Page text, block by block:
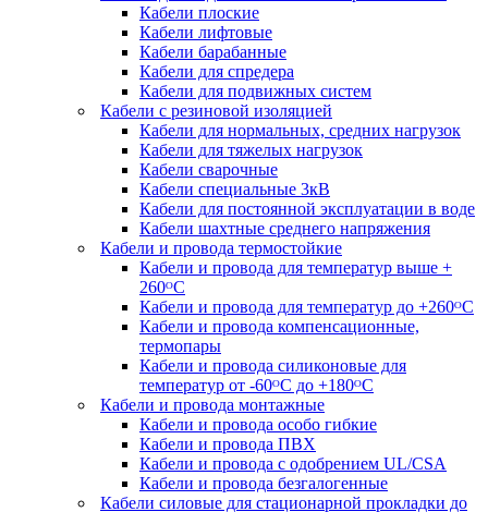
Кабели плоские
Кабели лифтовые
Кабели барабанные
Кабели для спредера
Кабели для подвижных систем
Кабели с резиновой изоляцией
Кабели для нормальных, средних нагрузок
Кабели для тяжелых нагрузок
Кабели сварочные
Кабели специальные 3кВ
Кабели для постоянной эксплуатации в воде
Кабели шахтные среднего напряжения
Кабели и провода термостойкие
Кабели и провода для температур выше +
260ᴼС
Кабели и провода для температур до +260ᴼС
Кабели и провода компенсационные,
термопары
Кабели и провода силиконовые для
температур от -60ᴼC до +180ᴼС
Кабели и провода монтажные
Кабели и провода особо гибкие
Кабели и провода ПВХ
Кабели и провода с одобрением UL/CSA
Кабели и провода безгалогенные
Кабели силовые для стационарной прокладки до